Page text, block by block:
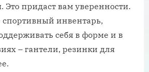
придаст вам уверенности.
инвентарь,
себя в форме и в
– гантели, резинки для